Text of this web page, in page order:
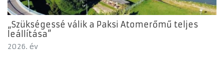
„Szükségessé válik a Paksi Atomerőmű teljes
leállítása”
2026. év